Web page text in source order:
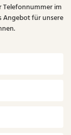
Telefonnummer im
Angebot für unsere